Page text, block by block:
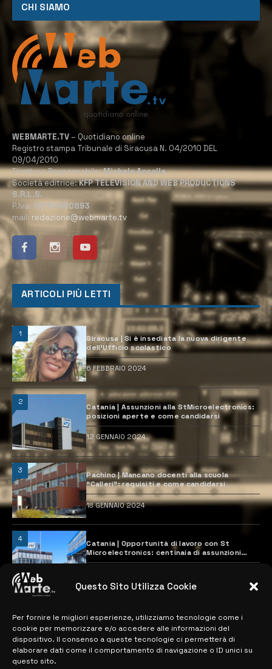
Questo Sito Utilizza Cookie
Per fornire le migliori esperienze, utilizziamo tecnologie come i
cookie per memorizzare e/o accedere alle informazioni del
dispositivo. Il consenso a queste tecnologie ci permetterà di
elaborare dati come il comportamento di navigazione o ID unici su
questo sito.
CHI SIAMO
WEBMARTE.TV – Quotidiano online
Registro stampa Tribunale di Siracusa N. 04/2010 DEL
09/04/2010
Direttore Responsabile:Michele Accolla
Società editrice:KFP TELEVISION AND WEB PRODUCTIONS
S.R.L.S.
P.Iva: 02184950893
mail: redazione@webmarte.tv
ARTICOLI PIÙ LETTI
1
Siracusa | Si è insediata la nuova dirigente
dell’Ufficio scolastico
6 FEBBRAIO 2024
2
Catania | Assunzioni alla StMicroelectronics:
posizioni aperte e come candidarsi
12 GENNAIO 2024
3
Pachino | Mancano docenti alla scuola
“Calleri”: requisiti e come candidarsi
18 GENNAIO 2024
4
Catania | Opportunità di lavoro con St
Microelectronics: centinaia di assunzioni
previste
MAPPA DEL SITO
> NOTIZIE